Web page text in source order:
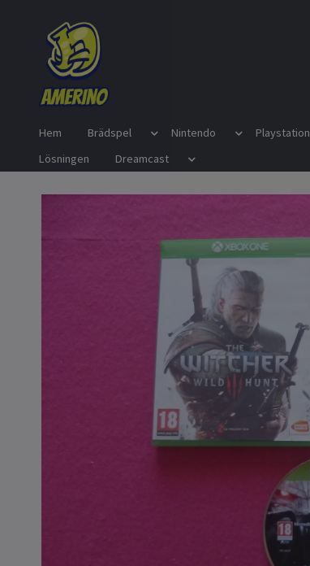
Hem Brädspel Nintendo Playstation
Lösningen
Dreamcast